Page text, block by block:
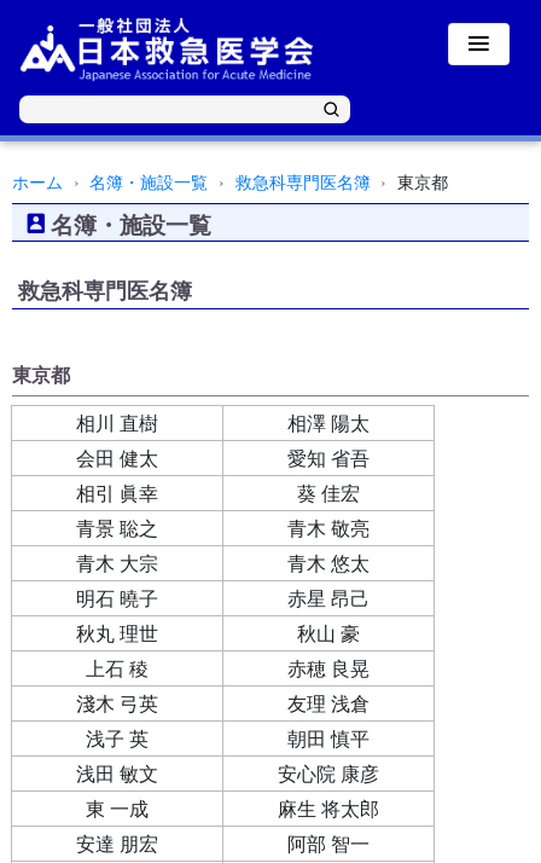
ホーム 名簿・施設一覧 救急科専門医名簿 東京都
名簿・施設一覧
救急科専門医名簿
東京都
相川 直樹
相澤 陽太
会田 健太
愛知 省吾
相引 眞幸
葵 佳宏
青景 聡之
青木 敬亮
青木 大宗
青木 悠太
明石 曉子
赤星 昂己
秋丸 理世
秋山 豪
上石 稜
赤穂 良晃
淺木 弓英
友理 浅倉
浅子 英
朝田 慎平
浅田 敏文
安心院 康彦
東 一成
麻生 将太郎
安達 朋宏
阿部 智一